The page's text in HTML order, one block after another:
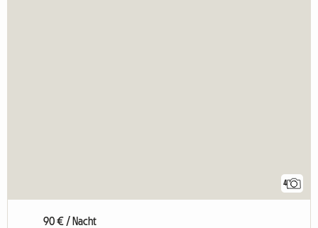
4
90 € / Nacht